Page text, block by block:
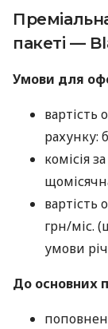
пакеті —
Умови для
вартість
рахунку:
комісія
вартість
грн/міс.
умови
До основних